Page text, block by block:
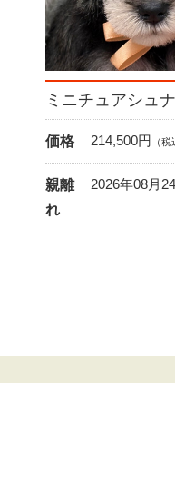
価格 214,500円 （税
親離
れ
2026年08月